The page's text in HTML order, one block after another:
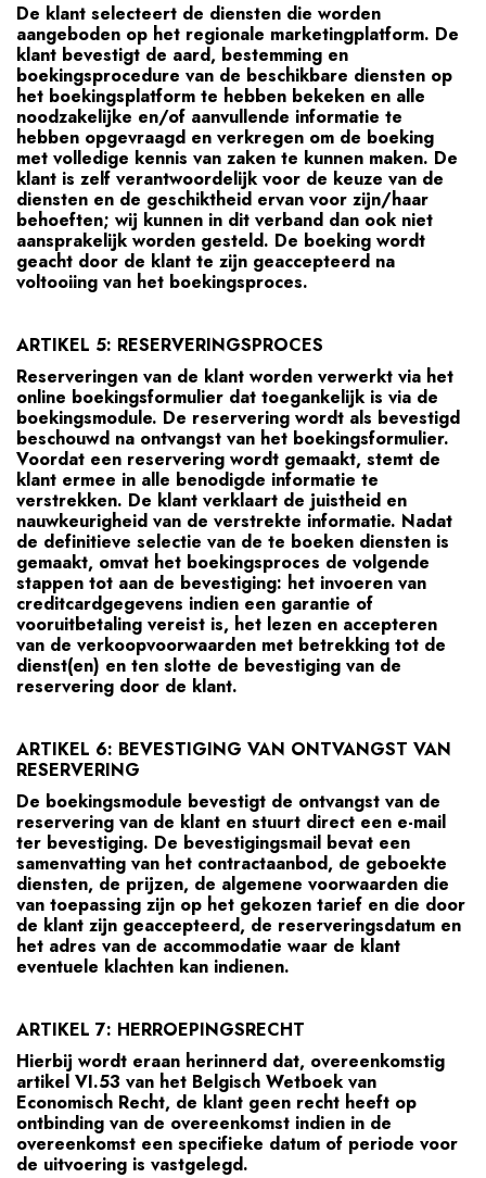
De klant selecteert de diensten die worden
aangeboden op het regionale marketingplatform. De
klant bevestigt de aard, bestemming en
boekingsprocedure van de beschikbare diensten op
het boekingsplatform te hebben bekeken en alle
noodzakelijke en/of aanvullende informatie te
hebben opgevraagd en verkregen om de boeking
met volledige kennis van zaken te kunnen maken. De
klant is zelf verantwoordelijk voor de keuze van de
diensten en de geschiktheid ervan voor zijn/haar
behoeften; wij kunnen in dit verband dan ook niet
aansprakelijk worden gesteld. De boeking wordt
geacht door de klant te zijn geaccepteerd na
voltooiing van het boekingsproces.
ARTIKEL 5: RESERVERINGSPROCES
Reserveringen van de klant worden verwerkt via het
online boekingsformulier dat toegankelijk is via de
boekingsmodule. De reservering wordt als bevestigd
beschouwd na ontvangst van het boekingsformulier.
Voordat een reservering wordt gemaakt, stemt de
klant ermee in alle benodigde informatie te
verstrekken. De klant verklaart de juistheid en
nauwkeurigheid van de verstrekte informatie. Nadat
de definitieve selectie van de te boeken diensten is
gemaakt, omvat het boekingsproces de volgende
stappen tot aan de bevestiging: het invoeren van
creditcardgegevens indien een garantie of
vooruitbetaling vereist is, het lezen en accepteren
van de verkoopvoorwaarden met betrekking tot de
dienst(en) en ten slotte de bevestiging van de
reservering door de klant.
ARTIKEL 6: BEVESTIGING VAN ONTVANGST VAN
RESERVERING
De boekingsmodule bevestigt de ontvangst van de
reservering van de klant en stuurt direct een e-mail
ter bevestiging. De bevestigingsmail bevat een
samenvatting van het contractaanbod, de geboekte
diensten, de prijzen, de algemene voorwaarden die
van toepassing zijn op het gekozen tarief en die door
de klant zijn geaccepteerd, de reserveringsdatum en
het adres van de accommodatie waar de klant
eventuele klachten kan indienen.
ARTIKEL 7: HERROEPINGSRECHT
Hierbij wordt eraan herinnerd dat, overeenkomstig
artikel VI.53 van het Belgisch Wetboek van
Economisch Recht, de klant geen recht heeft op
ontbinding van de overeenkomst indien in de
overeenkomst een specifieke datum of periode voor
de uitvoering is vastgelegd.